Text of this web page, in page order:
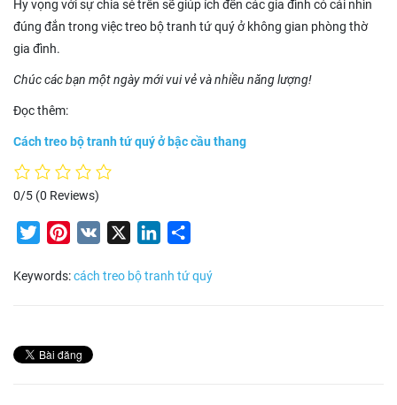
Hy vọng với sự chia sẻ trên sẽ giúp ích đến các gia đình có cái nhìn
đúng đắn trong việc treo bộ tranh tứ quý ở không gian phòng thờ
gia đình.
Chúc các bạn một ngày mới vui vẻ và nhiều năng lượng!
Đọc thêm:
Cách treo bộ tranh tứ quý ở bậc cầu thang
0/5 (0 Reviews)
TwitterPinterest
VK LinkedIn
Keywords:cách treo bộ tranh tứ quý